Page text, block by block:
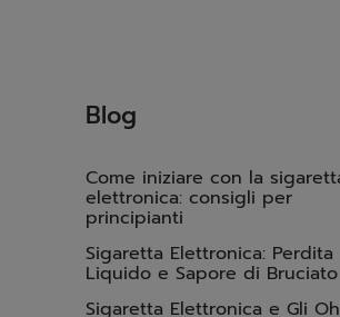
Blog
Come iniziare con la
elettronica: consigli per
principianti
Sigaretta Elettronica: Perdita
Liquido e Sapore di Bruciato
Sigaretta Elettronica e Gli